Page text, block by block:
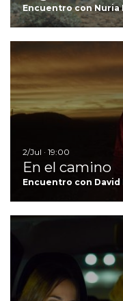
Encuentro con Nuria
2/Jul · 19:00
En el camino
Encuentro con David